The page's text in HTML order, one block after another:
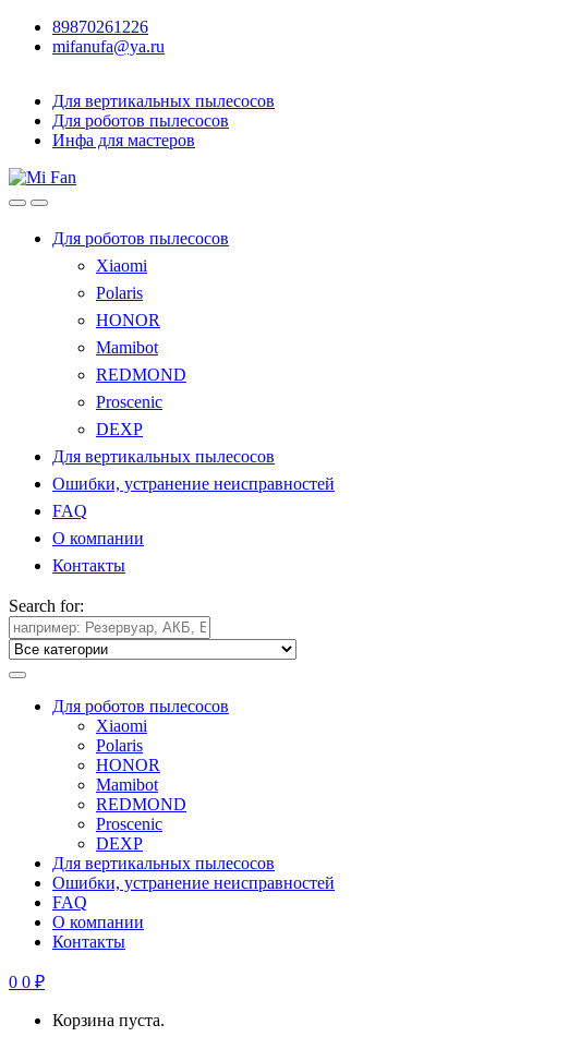
89870261226
mifanufa@ya.ru
Для вертикальных пылесосов
Для роботов пылесосов
Инфа для мастеров
Для роботов пылесосов
Xiaomi
Polaris
HONOR
Mamibot
REDMOND
Proscenic
DEXP
Для вертикальных пылесосов
Ошибки, устранение неисправностей
FAQ
О компании
Контакты
Search for:
Для роботов пылесосов
Xiaomi
Polaris
HONOR
Mamibot
REDMOND
Proscenic
DEXP
Для вертикальных пылесосов
Ошибки, устранение неисправностей
FAQ
О компании
Контакты
0 0 ₽
Корзина пуста.